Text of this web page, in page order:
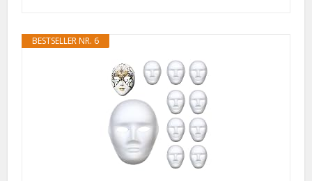
BESTSELLER NR. 6